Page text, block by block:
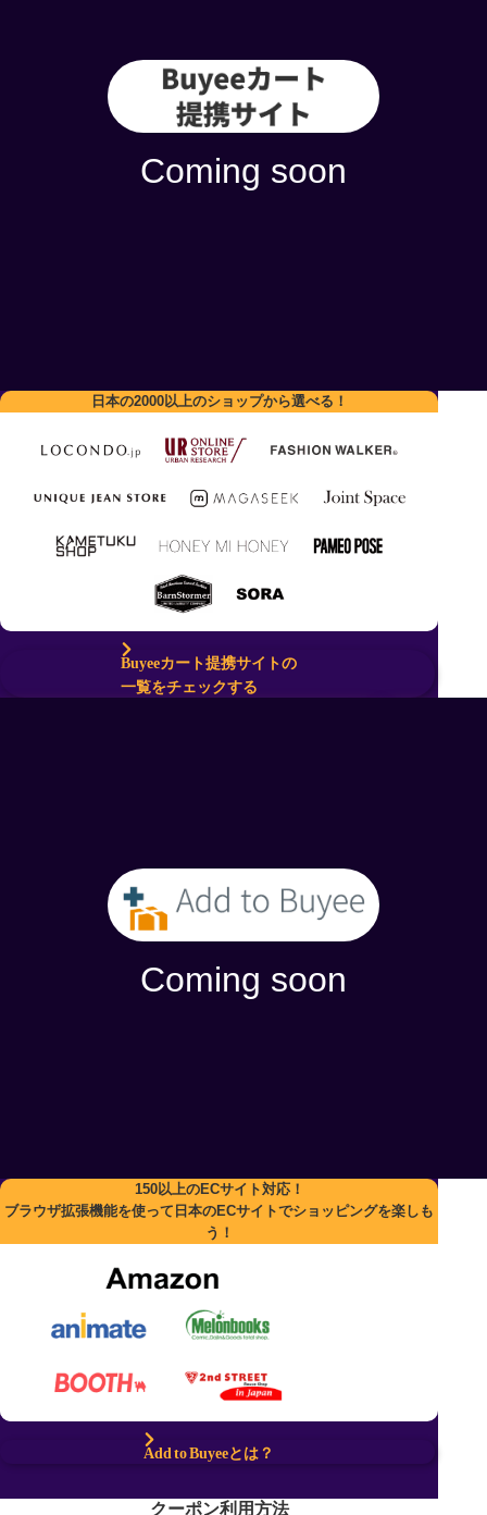
2024/11/8 - 2024/11/14 [日本時間]
Coming soon
日本の2000以上のショップから選べる！
Buyeeカート提携サイトの
一覧をチェックする
円OFF！
2024/11/8 - 2024/11/14 [日本時間]
Coming soon
150以上のECサイト対応！
ブラウザ拡張機能を使って日本のECサイトでショッピングを楽しも
う！
Add to Buyeeとは？
クーポン利用方法